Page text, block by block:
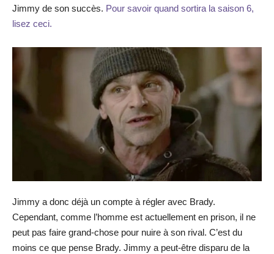
Jimmy de son succès. Pour savoir quand sortira la saison 6,
lisez ceci.
Jimmy a donc déjà un compte à régler avec Brady.
Cependant, comme l’homme est actuellement en prison, il ne
peut pas faire grand-chose pour nuire à son rival. C’est du
moins ce que pense Brady. Jimmy a peut-être disparu de la